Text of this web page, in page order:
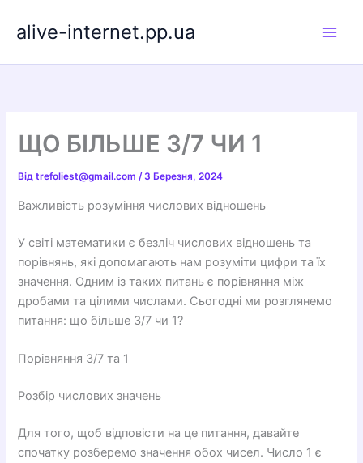
alive-internet.pp.ua
ЩО БІЛЬШЕ 3/7 ЧИ 1
Відtrefoliest@gmail.com/ 3 Березня, 2024
Важливість розуміння числових відношень
У світі математики є безліч числових відношень та
порівнянь, які допомагають нам розуміти цифри та їх
значення. Одним із таких питань є порівняння між
дробами та цілими числами. Сьогодні ми розглянемо
питання: що більше 3/7 чи 1?
Порівняння 3/7 та 1
Розбір числових значень
Для того, щоб відповісти на це питання, давайте
спочатку розберемо значення обох чисел. Число 1 є